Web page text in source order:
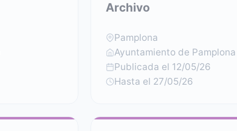
Archivo
Pamplona
Ayuntamiento de Pamplona
Publicada el 12/05/26
Hasta el 27/05/26